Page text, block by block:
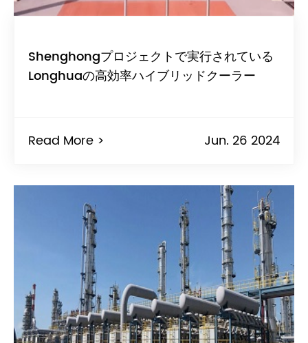
Shenghongプロジェクトで実行されている
Longhuaの高効率ハイブリッドクーラー
Read More > Jun. 26 2024